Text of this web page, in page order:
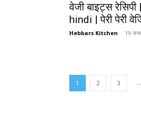
वेजी बाइट्स
hindi | पेरी पेरी
Hebbars Kitchen - 19
1 2 3 ...